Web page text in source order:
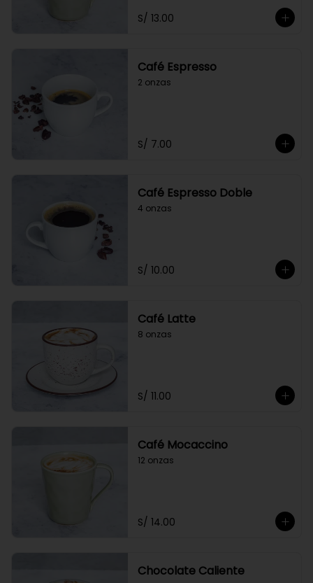
S/ 13.00
Café Espresso
2 onzas
S/ 7.00
Café Espresso Doble
4 onzas
S/ 10.00
Café Latte
8 onzas
S/ 11.00
Café Mocaccino
12 onzas
S/ 14.00
Chocolate Caliente